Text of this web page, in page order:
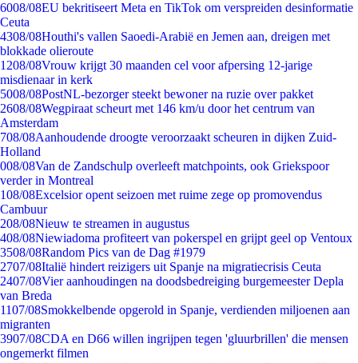
6008/08EU bekritiseert Meta en TikTok om verspreiden desinformatie
Ceuta
4308/08Houthi's vallen Saoedi-Arabië en Jemen aan, dreigen met
blokkade olieroute
1208/08Vrouw krijgt 30 maanden cel voor afpersing 12-jarige
misdienaar in kerk
5008/08PostNL-bezorger steekt bewoner na ruzie over pakket
2608/08Wegpiraat scheurt met 146 km/u door het centrum van
Amsterdam
708/08Aanhoudende droogte veroorzaakt scheuren in dijken Zuid-
Holland
008/08Van de Zandschulp overleeft matchpoints, ook Griekspoor
verder in Montreal
108/08Excelsior opent seizoen met ruime zege op promovendus
Cambuur
208/08Nieuw te streamen in augustus
408/08Niewiadoma profiteert van pokerspel en grijpt geel op Ventoux
3508/08Random Pics van de Dag #1979
2707/08Italië hindert reizigers uit Spanje na migratiecrisis Ceuta
2407/08Vier aanhoudingen na doodsbedreiging burgemeester Depla
van Breda
1107/08Smokkelbende opgerold in Spanje, verdienden miljoenen aan
migranten
3907/08CDA en D66 willen ingrijpen tegen 'gluurbrillen' die mensen
ongemerkt filmen